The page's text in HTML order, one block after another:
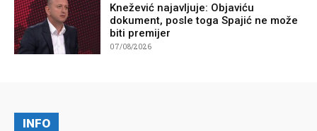
Knežević najavljuje: Objaviću
dokument, posle toga Spajić ne može
biti premijer
07/08/2026
INFO